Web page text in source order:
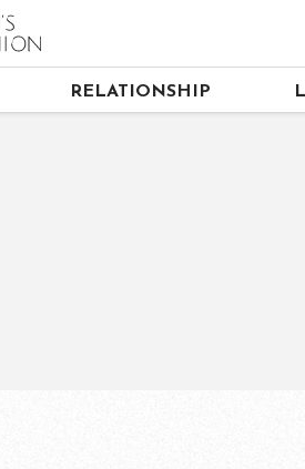
RELATIONSHIP